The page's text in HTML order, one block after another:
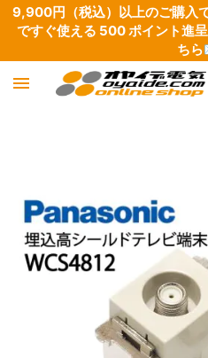
9,900円（税込）以上のご購
ですぐ使える 500 ポイント進
ち